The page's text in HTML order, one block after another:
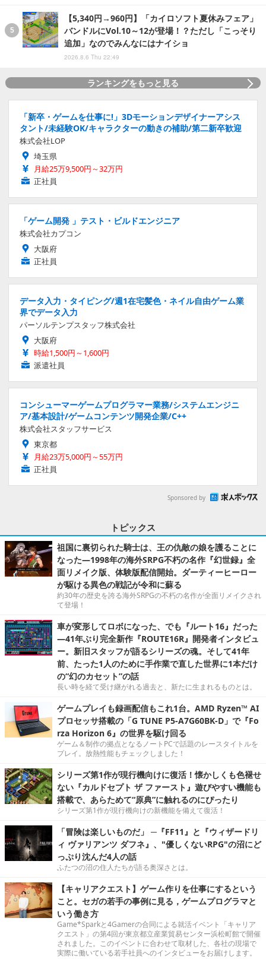
【5,340円→960円】「カイロソフト夏休みフェア」
バンドルにVol.10～12が登場！？ただし「こっそり
追加」なのでみんなにはナイショ
2026.8.6 Thu 22:49
ランキングをもっと見る
「新卒・ゲームを仕事に!」3Dモーションデザイナーアシス
タント/未経験OK/キャラクターの動きの補助/第二新卒歓迎
株式会社LOP
埼玉県
月給25万9,500円～32万円
正社員
「ゲーム開発 」テスト・ビルドエンジニア
株式会社カプコン
大阪府
正社員
データ入力・タイピング/週1在宅髪色・ネイル自由ゲーム業
界でデータ入力
パーソルテンプスタッフ株式会社
大阪府
時給1,500円～1,600円
派遣社員
コンシューマーゲームプログラマー業務/システムエンジニ
ア/基本設計/ゲームコンテンツ開発企業/C++
株式会社スタッフサービス
東京都
月給23万5,000円～55万円
正社員
Sponsored by
トピックス
祖国に裏切られた騎士は、王の仇敵の娘を護ることに
なった―1998年の海外SRPG不朽の名作『幻世録』全
面リメイク版、体験版配信開始。ダーティーヒーロー
が駆ける異色の戦記が令和に蘇る
約30年の歴史を誇る海外SRPGの不朽の名作が全面リメイクされ
て登場！
車が変形してロボになった、でも『ルート16』だった
―41年ぶり完全新作『ROUTE16R』開発者インタビュ
ー。新旧スタッフが語るシリーズの魂。そして41年
前、たった1人のために手作業で直した世界に1本だけ
の“幻のカセット”の話
長い時を経て受け継がれる過去と、新たに生まれるものとは。
ゲームプレイも録画配信もこれ1台。AMD Ryzen™ AI
プロセッサ搭載の「G TUNE P5-A7G60BK-D」で『Fo
rza Horizon 6』の世界を駆け回る
ゲーム＆制作の拠点となるノートPCで話題のレースタイトルを
プレイ。放熱性能もチェックしました！
シリーズ第1作が現行機向けに復活！懐かしくも色褪せ
ない『カルドセプト ザ ファースト』遊びやすい機能も
搭載で、あらためて“原典”に触れるのにぴったり
シリーズ第1作が現行機向けの新機能を備えて復活！
「冒険は楽しいものだ」 ─『FF11』と『ウィザードリ
ィ ヴァリアンツ ダフネ』、"優しくないRPG"の沼にど
っぷり沈んだ4人の話
ふたつの沼の住人たちが語る奥深さとは。
【キャリアクエスト】ゲーム作りを仕事にするという
こと。セガの若手の事例に見る，ゲームプログラマと
いう働き方
Game*Sparkと4Gamerの合同による就活イベント「キャリア
クエスト」の第4回が東京都立産業貿易センター浜松町館で開催
されました。このイベントに合わせて取材した、各社の現場で
実際に働いている若手社員へのインタビューをお届けします。